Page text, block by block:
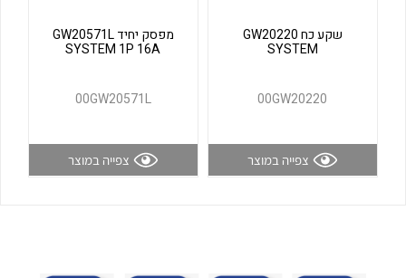
לכל מוצרי היצרן לכל מוצרי היצרן
שקע כח GW20220
SYSTEM
00GW20220
צפייה במוצר
מפסק יחיד GW20571L
SYSTEM 1P 16A
00GW20571L
צפייה במוצר